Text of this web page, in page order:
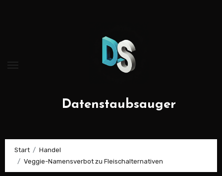
Datenstaubsauger
Start
Handel
Veggie-Namensverbot zu Fleischalternativen